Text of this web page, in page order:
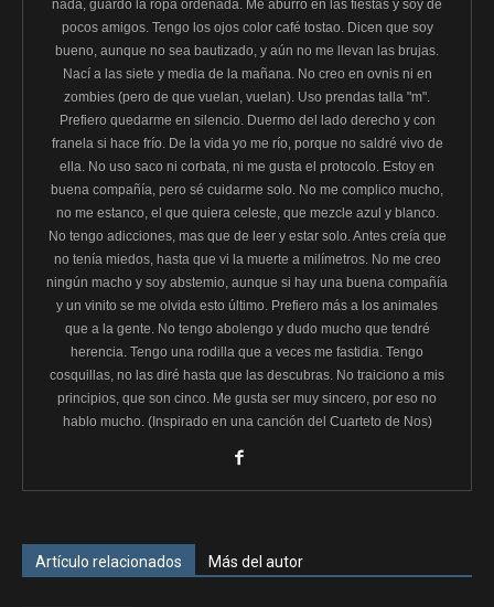
nada, guardo la ropa ordenada. Me aburro en las fiestas y soy de
pocos amigos. Tengo los ojos color café tostao. Dicen que soy
bueno, aunque no sea bautizado, y aún no me llevan las brujas.
Nací a las siete y media de la mañana. No creo en ovnis ni en
zombies (pero de que vuelan, vuelan). Uso prendas talla "m".
Prefiero quedarme en silencio. Duermo del lado derecho y con
franela si hace frío. De la vida yo me río, porque no saldré vivo de
ella. No uso saco ni corbata, ni me gusta el protocolo. Estoy en
buena compañía, pero sé cuidarme solo. No me complico mucho,
no me estanco, el que quiera celeste, que mezcle azul y blanco.
No tengo adicciones, mas que de leer y estar solo. Antes creía que
no tenía miedos, hasta que vi la muerte a milímetros. No me creo
ningún macho y soy abstemio, aunque si hay una buena compañía
y un vinito se me olvida esto último. Prefiero más a los animales
que a la gente. No tengo abolengo y dudo mucho que tendré
herencia. Tengo una rodilla que a veces me fastidia. Tengo
cosquillas, no las diré hasta que las descubras. No traiciono a mis
principios, que son cinco. Me gusta ser muy sincero, por eso no
hablo mucho. (Inspirado en una canción del Cuarteto de Nos)
Artículo relacionados Más del autor